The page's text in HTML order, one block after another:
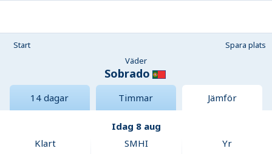
Start
Spara plats
Väder
Sobrado
14 dagar Timmar Jämför
Idag 8 aug
Klart
SMHI Yr